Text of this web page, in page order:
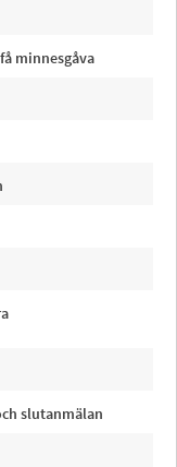
minnesgåva
slutanmälan